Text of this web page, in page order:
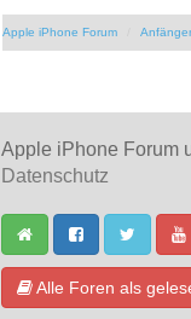
Apple iPhone Forum
Apple iPhone Forum
Datenschutz
Alle Foren als